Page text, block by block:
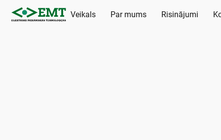
Veikals Par mums Risinājumi